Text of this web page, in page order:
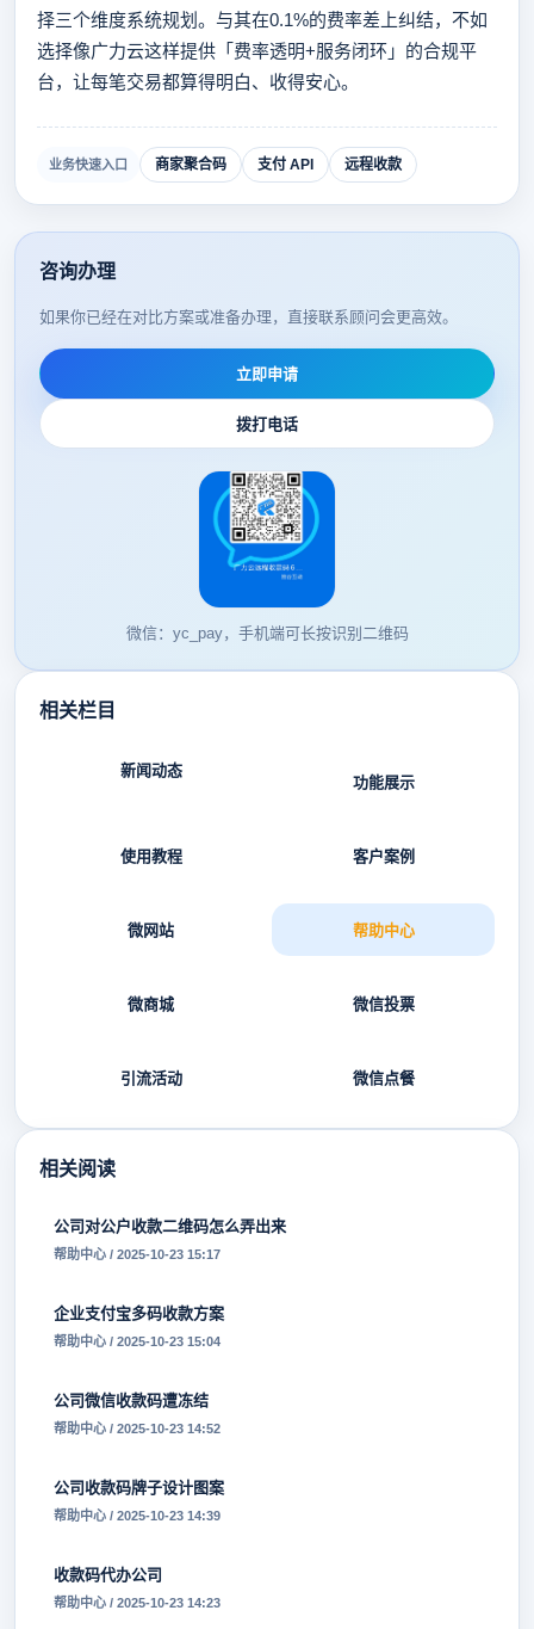
择三个维度系统规划。与其在0.1%的费率差上纠结，不如
选择像广力云这样提供「费率透明+服务闭环」的合规平
台，让每笔交易都算得明白、收得安心。
业务快速入口 商家聚合码 支付 API 远程收款
咨询办理
如果你已经在对比方案或准备办理，直接联系顾问会更高效。
立即申请
拨打电话
微信：yc_pay，手机端可长按识别二维码
相关栏目
新闻动态
功能展示
使用教程 客户案例
微网站 帮助中心
微商城 微信投票
引流活动 微信点餐
相关阅读
公司对公户收款二维码怎么弄出来
帮助中心 / 2025-10-23 15:17
企业支付宝多码收款方案
帮助中心 / 2025-10-23 15:04
公司微信收款码遭冻结
帮助中心 / 2025-10-23 14:52
公司收款码牌子设计图案
帮助中心 / 2025-10-23 14:39
收款码代办公司
帮助中心 / 2025-10-23 14:23